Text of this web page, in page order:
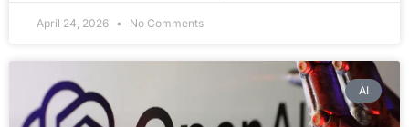
April 24, 2026 No Comments
AI